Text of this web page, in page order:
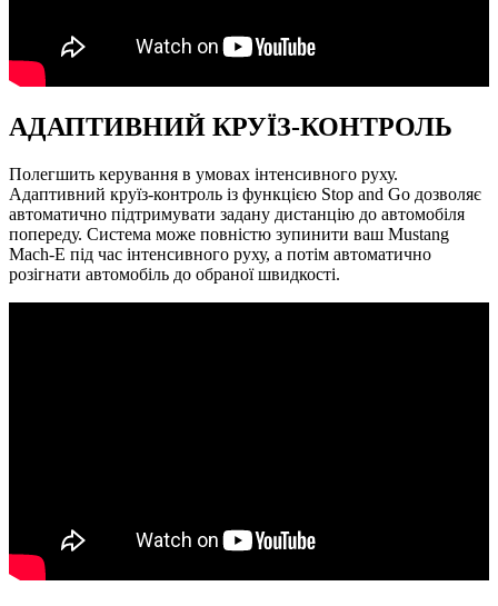
АДАПТИВНИЙ КРУЇЗ-КОНТРОЛЬ
Полегшить керування в умовах інтенсивного руху.
Адаптивний круїз-контроль із функцією Stop and Go дозволяє
автоматично підтримувати задану дистанцію до автомобіля
попереду. Система може повністю зупинити ваш Mustang
Mach-E під час інтенсивного руху, а потім автоматично
розігнати автомобіль до обраної швидкості.